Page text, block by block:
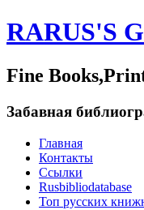
RARUS'S
Fine
Забавная
Главная
Контакты
Ссылки
Rusbibliodatabase
Топ русских